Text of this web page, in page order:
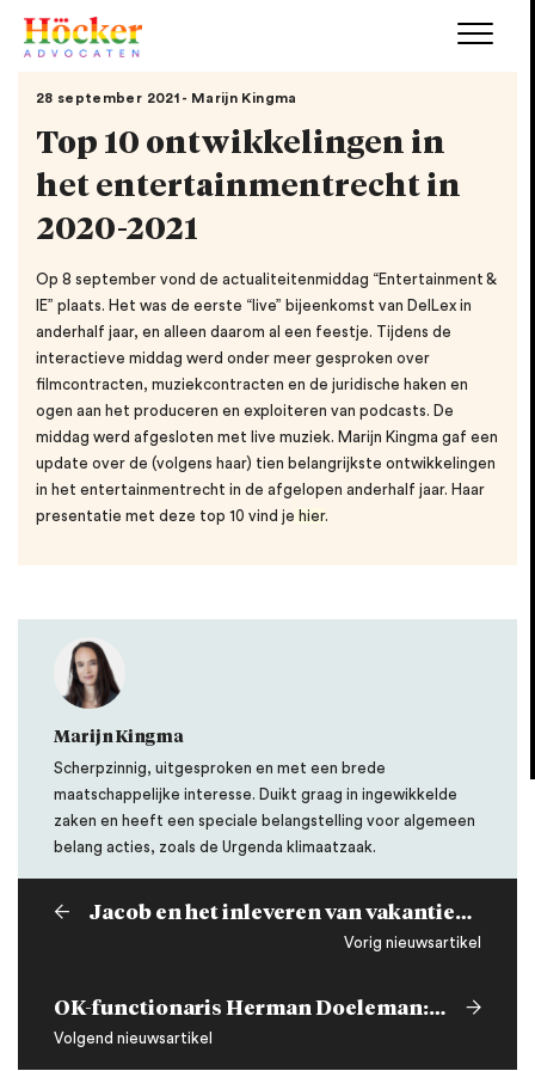
28 september 2021 - Marijn Kingma
Top 10 ontwikkelingen in
het entertainmentrecht in
2020-2021
Op 8 september vond de actualiteitenmiddag “Entertainment &
IE” plaats. Het was de eerste “live” bijeenkomst van DelLex in
anderhalf jaar, en alleen daarom al een feestje. Tijdens de
interactieve middag werd onder meer gesproken over
filmcontracten, muziekcontracten en de juridische haken en
ogen aan het produceren en exploiteren van podcasts. De
middag werd afgesloten met live muziek. Marijn Kingma gaf een
update over de (volgens haar) tien belangrijkste ontwikkelingen
in het entertainmentrecht in de afgelopen anderhalf jaar. Haar
presentatie met deze top 10 vind je hier.
Marijn Kingma
Scherpzinnig, uitgesproken en met een brede
maatschappelijke interesse. Duikt graag in ingewikkelde
zaken en heeft een speciale belangstelling voor algemeen
belang acties, zoals de Urgenda klimaatzaak.
Jacob en het inleveren van vakantiedagen
Vorig nieuwsartikel
OK-functionaris Herman Doeleman: ‘Zó blij dat ze weer gewoon zusjes kunnen zijn!’
Volgend nieuwsartikel